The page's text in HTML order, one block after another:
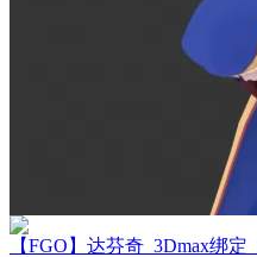
【FGO】达芬奇_3Dmax绑